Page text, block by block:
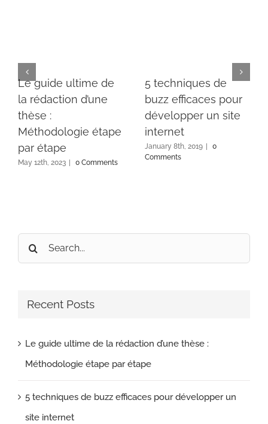
Le guide ultime de
la rédaction d’une
thèse :
Méthodologie étape
par étape
May 12th, 2023 0 Comments
5 techniques de
buzz efficaces pour
développer un site
internet
January 8th, 2019
0
Comments
Search
for:
Recent Posts
Le guide ultime de la rédaction d’une thèse :
Méthodologie étape par étape
5 techniques de buzz efficaces pour développer un
site internet